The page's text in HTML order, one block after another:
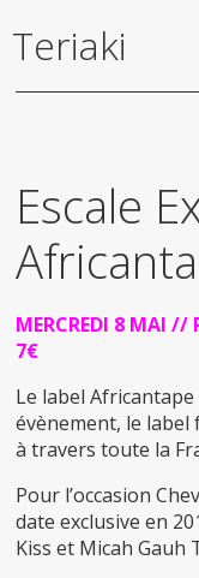
Teriaki
Escale
MERCREDI 8 MAI
7€
Le label
évènement, le
à travers toute la
Pour l’occasion
date exclusive en
Kiss et Micah Gauh